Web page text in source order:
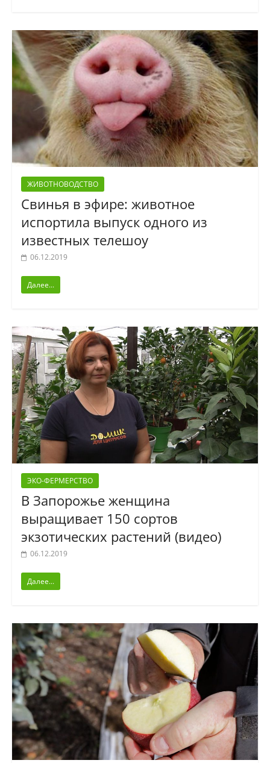
ЖИВОТНОВОДСТВО
Свинья в эфире: животное
испортила выпуск одного из
известных телешоу
06.12.2019
Далее...
ЭКО-ФЕРМЕРСТВО
В Запорожье женщина
выращивает 150 сортов
экзотических растений (видео)
06.12.2019
Далее...